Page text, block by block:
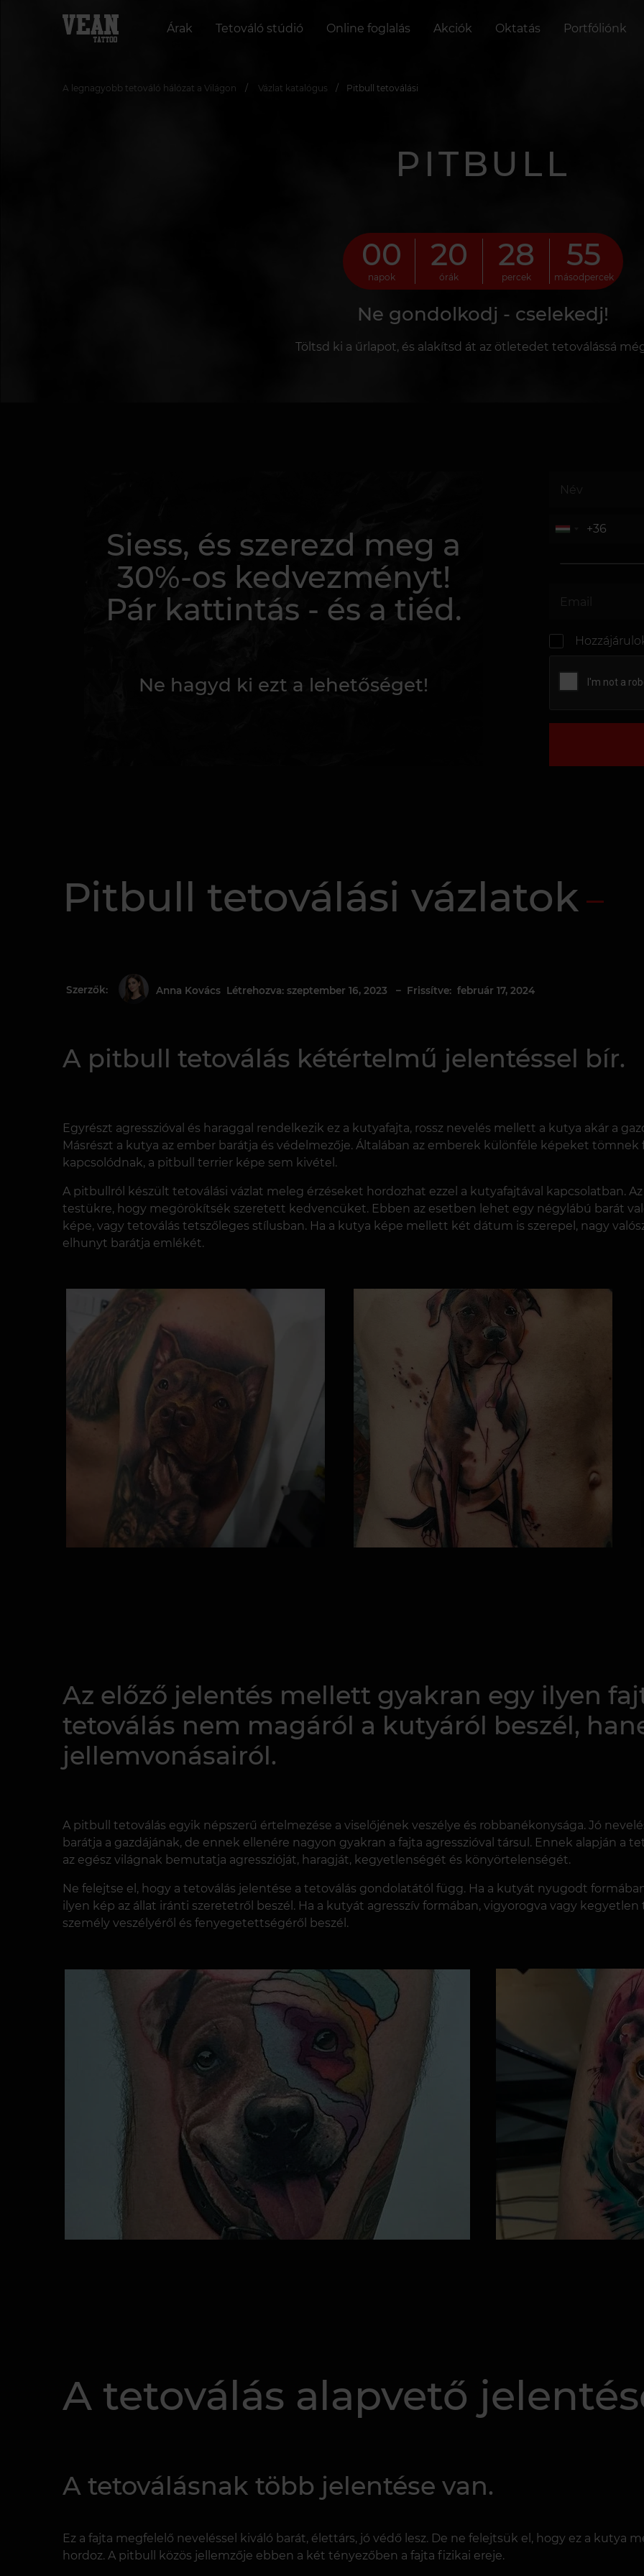
Árak Tetováló stúdió Online foglalás Akciók Oktatás Portfóliónk
A legnagyobb tetováló hálózat a Világon Vázlat katalógus Pitbull tetoválási
PITBULL
00
napok
20
órák
28
percek
54
másodpercek
Ne gondolkodj - cselekedj!
Töltsd ki a űrlapot, és alakítsd át az ötletedet tetoválássá
Siess, és szerezd meg a
30%-os kedvezményt!
Pár kattintás - és a tiéd.
Ne hagyd ki ezt a lehetőséget!
Pitbull tetoválási vázlatok
Szerzők: Anna Kovács Létrehozva: szeptember 16, 2023 – Frissítve: február 17, 2024
A pitbull tetoválás kétértelmű jelentéssel bír.
Egyrészt agresszióval és haraggal rendelkezik ez a kutyafajta, rossz nevelés mellett a kutya akár a
Másrészt a kutya az ember barátja és védelmezője. Általában az emberek különféle képeket
kapcsolódnak, a pitbull terrier képe sem kivétel.
A pitbullról készült tetoválási vázlat meleg érzéseket hordozhat ezzel a kutyafajtával kapcsolatban.
testükre, hogy megörökítsék szeretett kedvencüket. Ebben az esetben lehet egy négylábú barát
képe, vagy tetoválás tetszőleges stílusban. Ha a kutya képe mellett két dátum is szerepel, nagy
elhunyt barátja emlékét.
Az előző jelentés mellett gyakran egy ilyen
tetoválás nem magáról a kutyáról beszél,
jellemvonásairól.
A pitbull tetoválás egyik népszerű értelmezése a viselőjének veszélye és robbanékonysága. Jó
barátja a gazdájának, de ennek ellenére nagyon gyakran a fajta agresszióval társul. Ennek alapján a
az egész világnak bemutatja agresszióját, haragját, kegyetlenségét és könyörtelenségét.
Ne felejtse el, hogy a tetoválás jelentése a tetoválás gondolatától függ. Ha a kutyát nyugodt
ilyen kép az állat iránti szeretetről beszél. Ha a kutyát agresszív formában, vigyorogva vagy
személy veszélyéről és fenyegetettségéről beszél.
A tetoválás alapvető
A tetoválásnak több jelentése van.
Ez a fajta megfelelő neveléssel kiváló barát, élettárs, jó védő lesz. De ne felejtsük el, hogy ez a kutya
hordoz. A pitbull közös jellemzője ebben a két tényezőben a fajta fizikai ereje.